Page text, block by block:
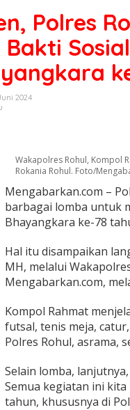
dan
Bakti
78
Polres
2024
Wakapolres Rohul, Kompol
Rokania Rohul. Foto/
Mengabarkan.com –
barbagai lomba untuk
Bhayangkara ke-78
Hal itu disampaikan
MH, melalui
Mengabarkan.com,
Kompol Rahmat
futsal, tenis meja,
Polres Rohul, asrama,
Selain lomba,
Semua kegiatan ini
tahun, khususnya di